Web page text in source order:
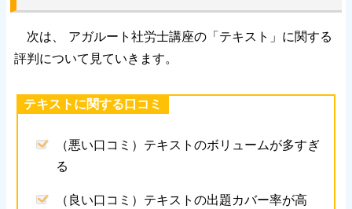
次は、 アガルート社労士講座の「テキスト」に関する
評判について見ていきます。
テキストに関する口コミ
（悪い口コミ）テキストのボリュームが多すぎ
る
（良い口コミ）テキストの出題カバー率が高